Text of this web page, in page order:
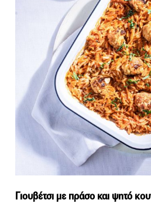
Γιουβέτσι με πράσο και ψητό